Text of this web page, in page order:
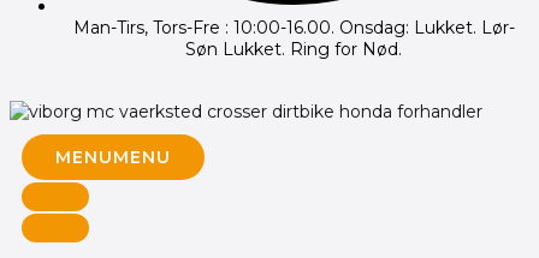
Man-Tirs, Tors-Fre : 10:00-16.00. Onsdag: Lukket. Lør-
Søn Lukket. Ring for Nød.
MENUMENU